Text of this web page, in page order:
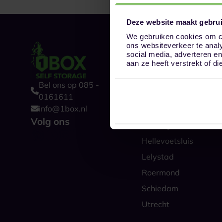
Deze website maakt
We gebruiken cookies om
ons websiteverkeer te
social media, adverteren
aan ze heeft verstrekt of
Bel ons op 085 -
0161611
info@1box.nl
Volg ons
Onze
Alkmaar
Hellevoetsluis
Lelystad
Roermond
Schiedam
Utrecht